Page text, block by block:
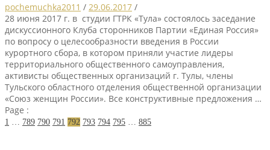
pochemuchka2011 / 29.06.2017 /
28 июня 2017 г. в студии ГТРК «Тула» состоялось заседание
дискуссионного Клуба сторонников Партии «Единая Россия»
по вопросу о целесообразности введения в России
курортного сбора, в котором приняли участие лидеры
территориального общественного самоуправления,
активисты общественных организаций г. Тулы, члены
Тульского областного отделения общественной организации
«Союз женщин России». Все конструктивные предложения …
Page :
1 789 790 791 792 793 794 795 885